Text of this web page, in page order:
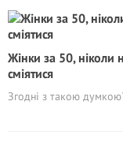
Жінки за 50, ніколи
сміятися
Згодні з такою